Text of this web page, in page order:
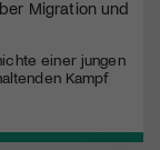
Migration und
einer jungen
Kampf